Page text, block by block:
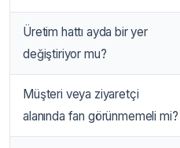
Üretim hattı ayda bir yer
değiştiriyor mu?
Müşteri veya ziyaretçi
alanında fan görünmemeli mi?